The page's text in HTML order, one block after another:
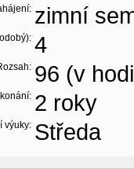
zimní
4
96 (v
2 roky
výuky: Středa